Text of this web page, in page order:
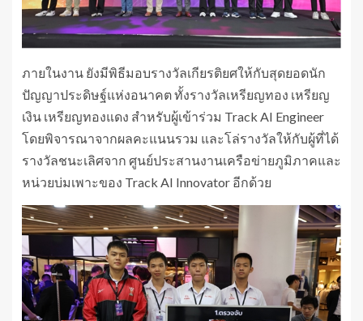
ภายในงาน ยังมีพิธีมอบรางวัลเกียรติยศให้กับสุดยอดนัก
ปัญญาประดิษฐ์แห่งอนาคต ทั้งรางวัลเหรียญทอง เหรียญ
เงิน เหรียญทองแดง สำหรับผู้เข้าร่วม Track AI Engineer
โดยพิจารณาจากผลคะแนนรวม และโล่รางวัลให้กับผู้ที่ได้
รางวัลชนะเลิศจาก ศูนย์ประสานงานเครือข่ายภูมิภาคและ
หน่วยบ่มเพาะของ Track AI Innovator อีกด้วย